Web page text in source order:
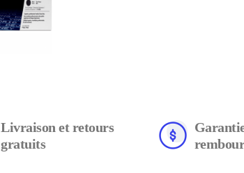
Livraison et retours
gratuits